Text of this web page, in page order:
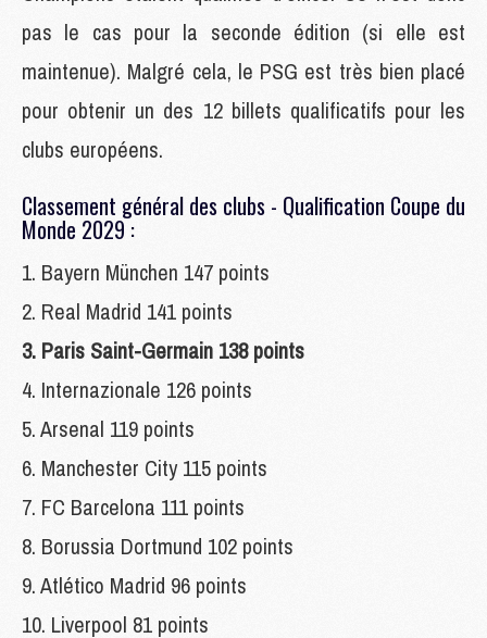
pas le cas pour la seconde édition (si elle est
maintenue). Malgré cela, le PSG est très bien placé
pour obtenir un des 12 billets qualificatifs pour les
clubs européens.
Classement général des clubs - Qualification Coupe du
Monde 2029 :
1. Bayern München 147 points
2. Real Madrid 141 points
3. Paris Saint-Germain 138 points
4. Internazionale 126 points
5. Arsenal 119 points
6. Manchester City 115 points
7. FC Barcelona 111 points
8. Borussia Dortmund 102 points
9. Atlético Madrid 96 points
10. Liverpool 81 points